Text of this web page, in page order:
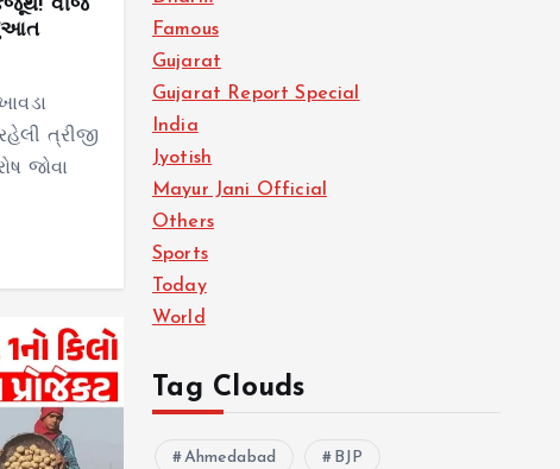
વીજ
ત્રીજી
જોવા
Famous
Gujarat
Gujarat Report Special
India
Jyotish
Mayur Jani Official
Others
Sports
Today
World
Tag Clouds
Ahmedabad BJP